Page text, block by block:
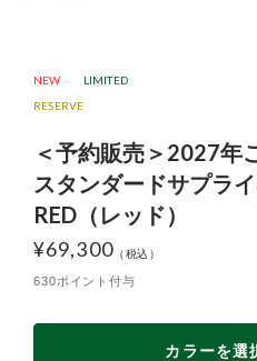
NEW LIMITED
＜予約販売＞2027年
スタンダードサプラ
RED（レッド）
¥69,300
630ポイント付与
カラーを選